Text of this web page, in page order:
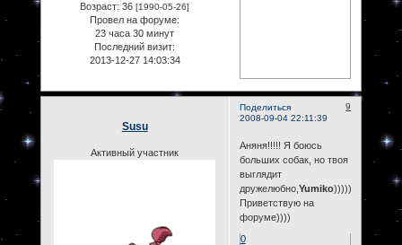
Возраст: 36[1990-05-26]
Провел на форуме:
23 часа 30 минут
Последний визит:
2013-12-27 14:03:34
Поделиться
9
2008-09-04 22:11:39
Susu
Активный участник
Аняня!!!!! Я боюсь
больших собак, но твоя
выглядит
дружелюбно, Yumiko)))))
Приветствую на
форуме))))
0